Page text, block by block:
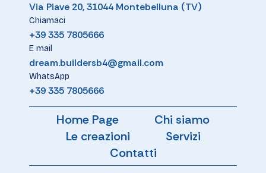
Via Piave 20, 31044 Montebelluna (TV)
Chiamaci
+39 335 7805666
E mail
dream.buildersb4@gmail.com
WhatsApp
+39 335 7805666
Home Page
Chi siamo
Le creazioni
Servizi
Contatti